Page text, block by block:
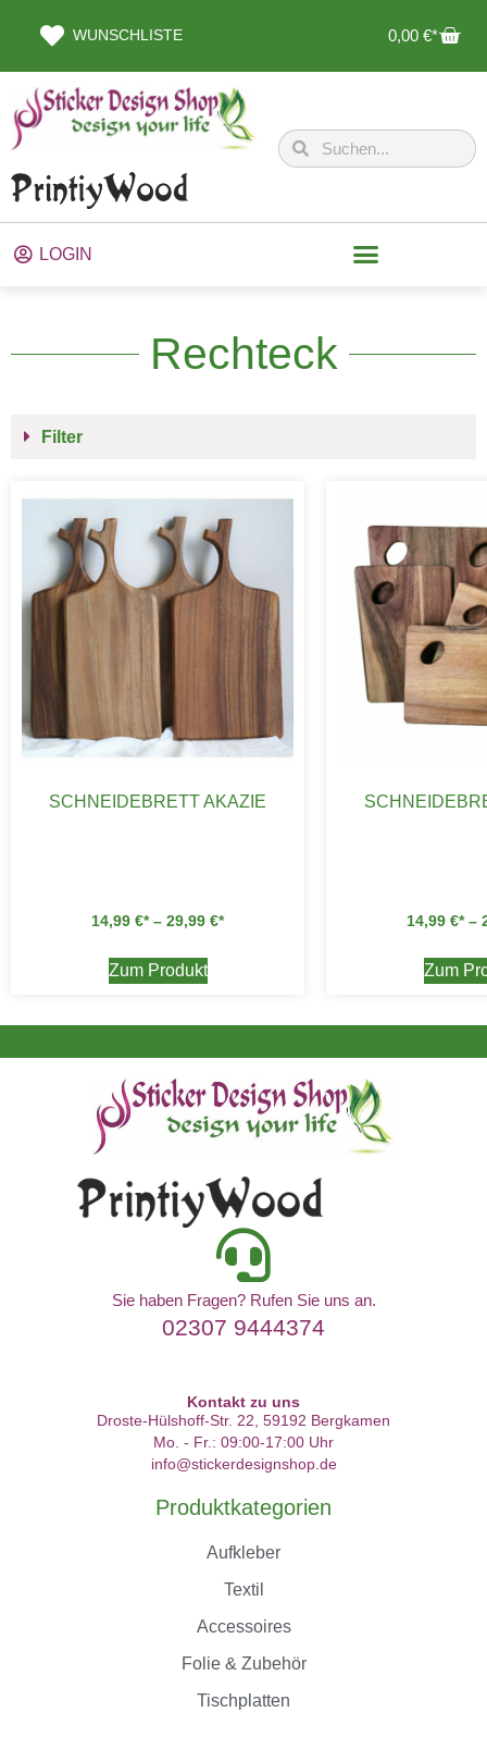
WUNSCHLISTE 0,00 €
LOGIN
Rechteck
Filter
SCHNEIDEBRETT AKAZIE
14,99 € – 29,99 €
Zum Produkt
14,99 € –
Zum
Sie haben Fragen? Rufen Sie uns an.
02307 9444374
Kontakt zu uns
Droste-Hülshoff-Str. 22, 59192 Bergkamen
Mo. - Fr.: 09:00-17:00 Uhr
info@stickerdesignshop.de
Produktkategorien
Aufkleber
Textil
Accessoires
Folie & Zubehör
Tischplatten